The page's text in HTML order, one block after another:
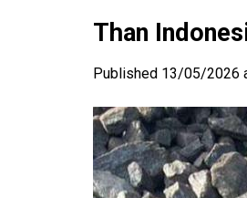
Than
Published 13/05/2026